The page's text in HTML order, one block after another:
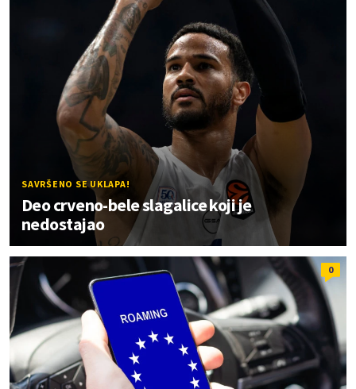
SAVRŠENO SE UKLAPA!
Deo crveno-bele slagalice koji je
nedostajao
0